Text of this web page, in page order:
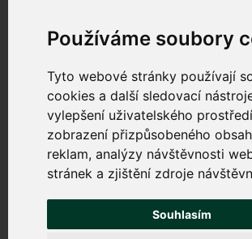
Používáme soubory
Tyto webové stránky používají
cookies a další sledovací
vylepšení uživatelského
zobrazení přizpůsobeného
reklam, analýzy návštěvnosti
stránek a zjištění zdroje
Souhlasím
Bezpečný
Chrání váš počítač, tablet a mobil před
zpomalování zařízení a